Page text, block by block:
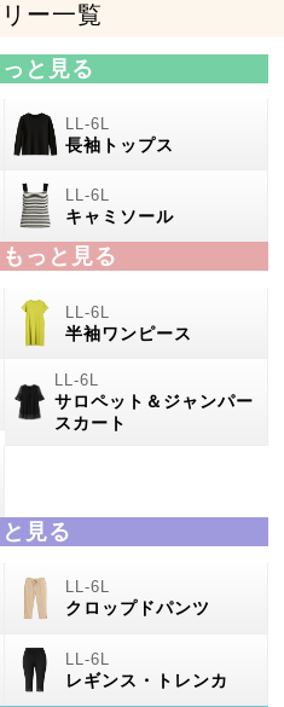
ー一覧
と見る
長袖トップス
キャミソール
っと見る
半袖ワンピース
サロペット＆ジャンパー
スカート
見る
クロップドパンツ
レギンス・トレンカ